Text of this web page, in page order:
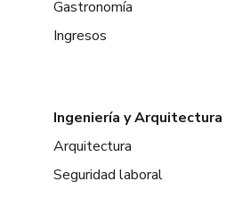
Gastronomía
Ingresos
Ingeniería y Arquitectura
Arquitectura
Seguridad laboral